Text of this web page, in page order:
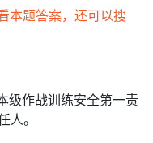
本题答案，还可以搜
级作战训练安全第一责
人。